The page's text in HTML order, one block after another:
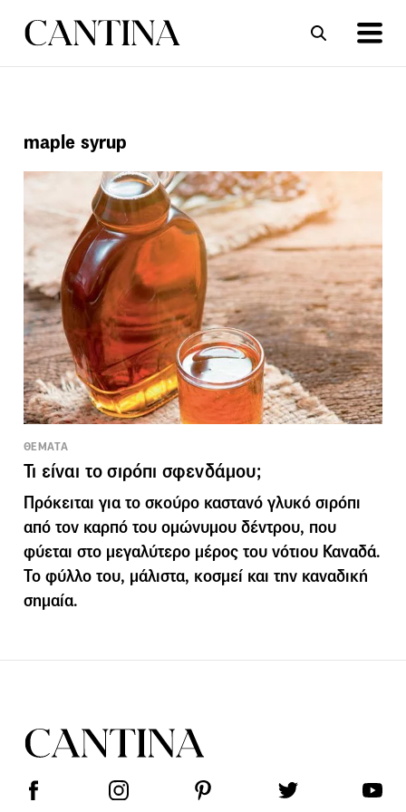
maple syrup
ΘΕΜΑΤΑ
Τι είναι το σιρόπι σφενδάμου;
Πρόκειται για το σκούρο καστανό γλυκό σιρόπι
από τον καρπό του ομώνυμου δέντρου, που
φύεται στο μεγαλύτερο μέρος του νότιου Καναδά.
Το φύλλο του, μάλιστα, κοσμεί και την καναδική
σημαία.